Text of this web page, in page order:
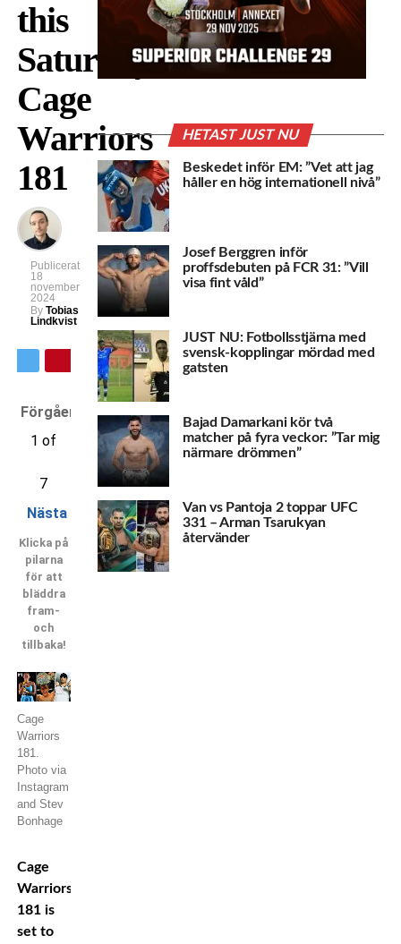
this
Saturday’s
Cage
Warriors
181
Publicerat
18
november
2024
By Tobias
Lindkvist
Förgående
1 of
7
Nästa
Klicka på
pilarna
för att
bläddra
fram-
och
tillbaka!
Cage
Warriors
181.
Photo via
Instagram
and Stev
Bonhage
Cage
Warriors
181 is
set to
HETAST JUST NU
Beskedet inför EM: ”Vet att jag
håller en hög internationell nivå”
Josef Berggren inför
proffsdebuten på FCR 31: ”Vill
visa fint våld”
JUST NU: Fotbollsstjärna med
svensk-kopplingar mördad med
gatsten
Bajad Damarkani kör två
matcher på fyra veckor: ”Tar mig
närmare drömmen”
Van vs Pantoja 2 toppar UFC
331 – Arman Tsarukyan
återvänder